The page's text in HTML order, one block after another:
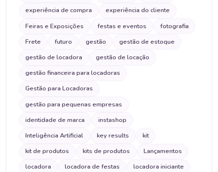
experiência de compra
experiência do cliente
Feiras e Exposições
festas e eventos
fotografia
Frete
futuro gestão
gestão de estoque
gestão de locadora
gestão de locação
gestão financeira para locadoras
Gestão para Locadoras
gestão para pequenas empresas
identidade de marca
instashop
Inteligência Artificial
key results
kit
kit de produtos
kits de produtos
Lançamentos
locadora
locadora de festas
locadora iniciante